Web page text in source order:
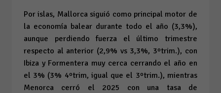
Por islas, Mallorca siguió como principal motor de
la economía balear durante todo el año (3,3%),
aunque perdiendo fuerza el último trimestre
respecto al anterior (2,9% vs 3,3%, 3ºtrim.), con
Ibiza y Formentera muy cerca cerrando el año en
el 3% (3% 4ºtrim, igual que el 3ºtrim.), mientras
Menorca cerró el 2025 con una tasa de